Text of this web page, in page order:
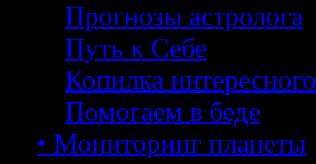
Прогнозы астролога
Путь к Себе
Копилка интересного
Помогаем в беде
• Мониторинг планеты